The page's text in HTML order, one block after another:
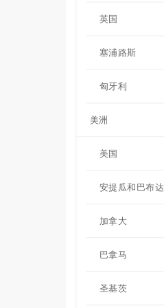
英国
塞浦路斯
匈牙利
美洲
美国
安提瓜和巴布达
加拿大
巴拿马
圣基茨